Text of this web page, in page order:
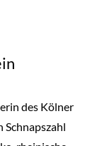
des Kölner
Schnapszahl